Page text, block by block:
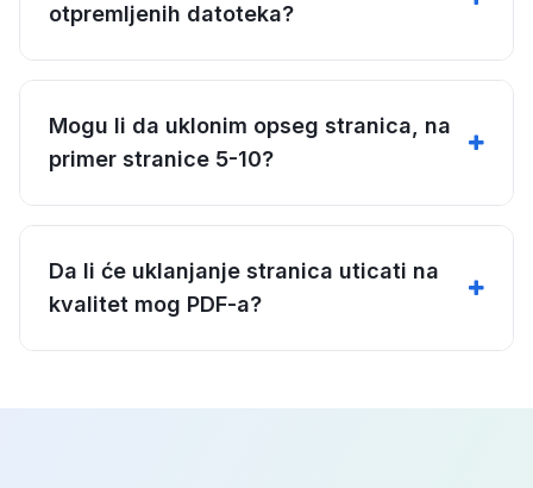
otpremljenih datoteka?
Mogu li da uklonim opseg stranica, na
primer stranice 5-10?
Da li će uklanjanje stranica uticati na
kvalitet mog PDF-a?